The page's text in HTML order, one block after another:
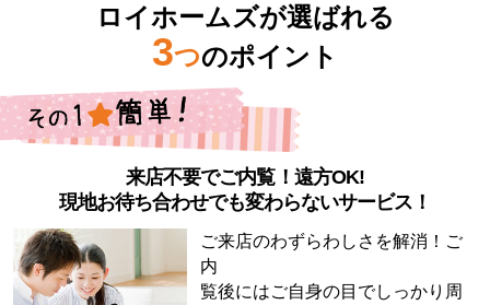
ロイホームズが選ばれる
3つのポイント
来店不要でご内覧！遠方OK!
現地お待ち合わせでも変わらないサービス！
ご来店のわずらわしさを解消！ご
内
覧後にはご自身の目でしっかり周